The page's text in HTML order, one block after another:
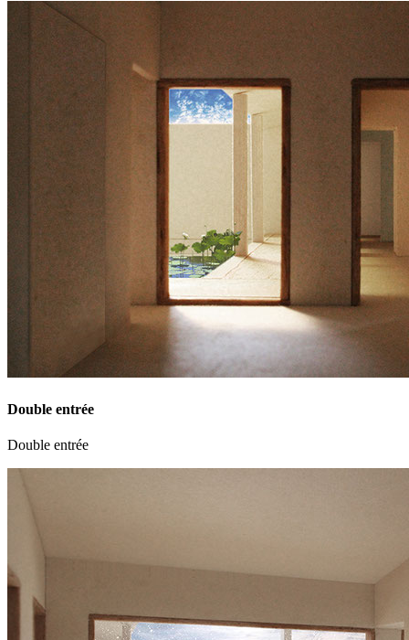
Double entrée
Double entrée